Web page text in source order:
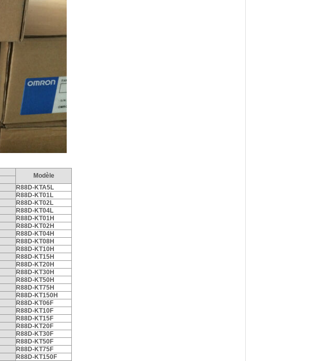
Modèle
R88D-KTA5L
R88D-KT01L
R88D-KT02L
R88D-KT04L
R88D-KT01H
R88D-KT02H
R88D-KT04H
R88D-KT08H
R88D-KT10H
R88D-KT15H
R88D-KT20H
R88D-KT30H
R88D-KT50H
R88D-KT75H
R88D-KT150H
R88D-KT06F
R88D-KT10F
R88D-KT15F
R88D-KT20F
R88D-KT30F
R88D-KT50F
R88D-KT75F
R88D-KT150F